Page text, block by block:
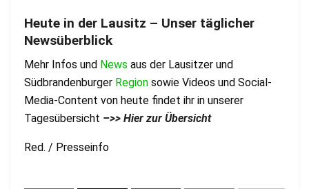
Heute in der Lausitz – Unser täglicher
Newsüberblick
Mehr Infos und News aus der Lausitzer und
Südbrandenburger Region sowie Videos und Social-
Media-Content von heute findet ihr in unserer
Tagesübersicht –>> Hier zur Übersicht
Red. / Presseinfo